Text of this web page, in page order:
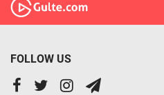
FOLLOW US